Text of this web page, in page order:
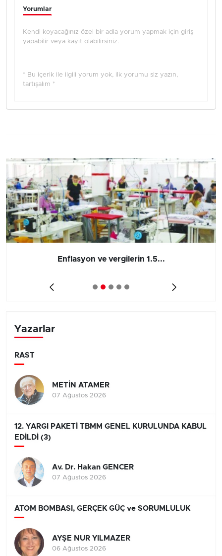
Yorumlar
Kendi koyacağınız özel bir adla yorum yapmak için giriş
yapabilir veya kayıt olabilirsiniz.
* Bu içerik ile ilgili yorum yok, ilk yorumu siz yazın,
tartışalım *
Enflasyon ve vergilerin 1.5...
Yazarlar
RAST
METİN ATAMER
07 Ağustos 2026
12. YARGI PAKETİ TBMM GENEL KURULUNDA KABUL
EDİLDİ (3)
Av. Dr. Hakan GENCER
07 Ağustos 2026
ATOM BOMBASI, GERÇEK GÜÇ ve SORUMLULUK
AYŞE NUR YILMAZER
06 Ağustos 2026